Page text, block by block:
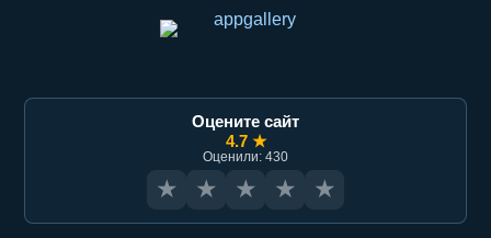
Оцените сайт
4.7 ★
Оценили: 430
★ ★ ★ ★ ★